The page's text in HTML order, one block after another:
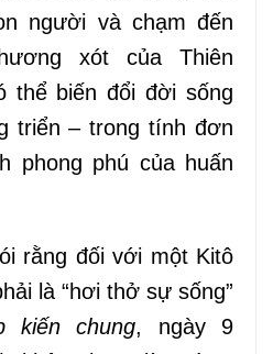
người và chạm đến
xót của Thiên
thể biến đổiđời sống
triển – trong tính đơn
phong phú của huấn
rằng đối với một Kitô
là “hơi thở sự sống”
kiến chung, ngày 9